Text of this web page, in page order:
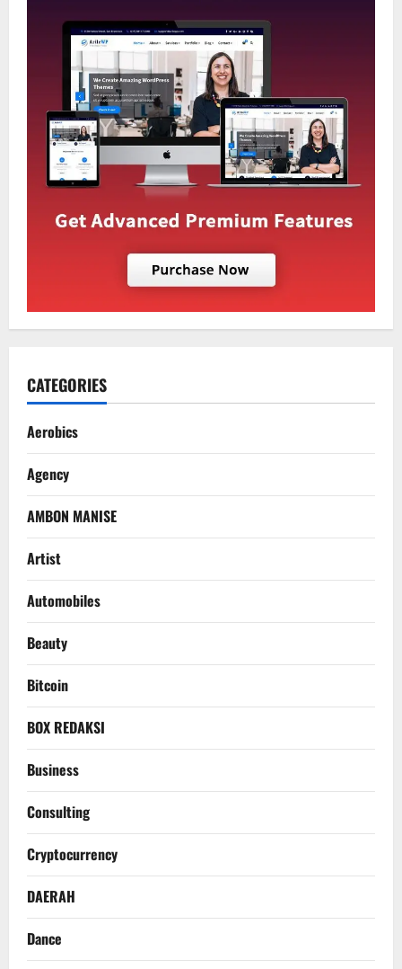
CATEGORIES
Aerobics
Agency
AMBON MANISE
Artist
Automobiles
Beauty
Bitcoin
BOX REDAKSI
Business
Consulting
Cryptocurrency
DAERAH
Dance